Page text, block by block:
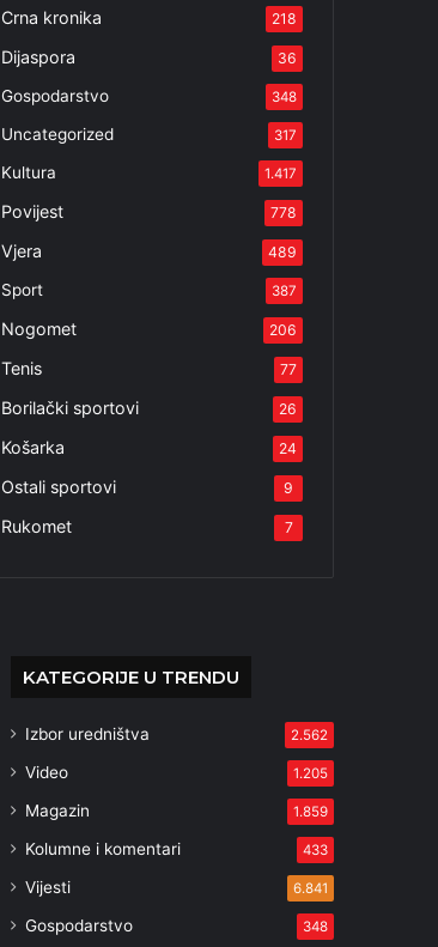
Crna kronika 218
Dijaspora 36
Gospodarstvo 348
Uncategorized 317
Kultura 1.417
Povijest 778
Vjera 489
Sport 387
Nogomet 206
Tenis 77
Borilački sportovi 26
Košarka 24
Ostali sportovi 9
Rukomet 7
KATEGORIJE U TRENDU
Izbor uredništva 2.562
Video 1.205
Magazin 1.859
Kolumne i komentari 433
Vijesti 6.841
Gospodarstvo 348